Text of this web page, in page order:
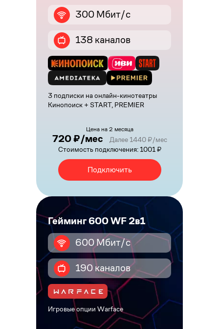
300 Мбит/с
138 каналов
3 подписки на онлайн-кинотеатры
Кинопоиск + START, PREMIER
Цена на 2 месяца
720 ₽/мес
Далее 1440 ₽/мес
Стоимость подключения: 1001 ₽
Подключить
Гейминг 600 WF 2в1
600 Мбит/с
190 каналов
Игровые опции Warface